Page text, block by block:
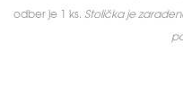
odber je 1 ks. Stolička je